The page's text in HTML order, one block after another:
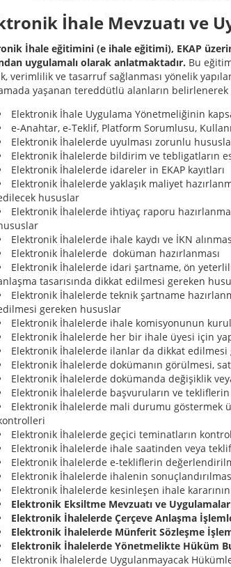
İhale Mevzuatı ve
İhale eğitimini (e ihale eğitimi), EKAP
uygulamalı olarak anlatmaktadır. Bu
verimlilik ve tasarruf sağlanması yönelik yapılan
yaşanan tereddütlü alanların belirlenerek
Elektronik İhale Uygulama Yönetmeliğinin
e-Anahtar, e-Teklif, Platform Sorumlusu,
Elektronik İhalelerde uyulması zorunlu
Elektronik İhalelerde bildirim ve tebligatların
Elektronik İhalelerde idareler in EKAP kayıtları
Elektronik İhalelerde yaklaşık maliyet
hususlar
Elektronik İhalelerde ihtiyaç raporu
Elektronik İhalelerde ihale kaydı ve İKN
Elektronik İhalelerde doküman hazırlanması
Elektronik İhalelerde idari şartname, ön
tasarısında dikkat edilmesi gereken
Elektronik İhalelerde teknik şartname
gereken hususlar
Elektronik İhalelerde ihale komisyonunun
Elektronik İhalelerde her bir ihale üyesi için
Elektronik İhalelerde ilanlar da dikkat
Elektronik İhalelerde dokümanın görülmesi,
Elektronik İhalelerde dokümanda değişiklik
Elektronik İhalelerde başvuruların ve tekliflerin
Elektronik İhalelerde mali durumu göstermek
Elektronik İhalelerde geçici teminatların
Elektronik İhalelerde ihale saatinden veya
Elektronik İhalelerde e-tekliflerin
Elektronik İhalelerde ihalenin
Elektronik İhalelerde kesinleşen ihale
Elektronik Eksiltme Mevzuatı ve
Elektronik İhalelerde Çerçeve Anlaşma
Elektronik İhalelerde Münferit Sözleşme
Elektronik İhalelerde Yönetmelikte Hüküm
Elektronik İhalelerde Uygulanmayacak